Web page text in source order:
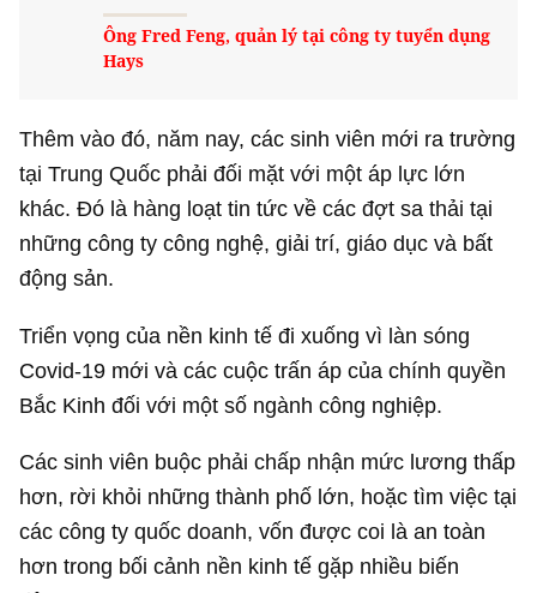
Ông Fred Feng, quản lý tại công ty tuyển dụng
Hays
Thêm vào đó, năm nay, các sinh viên mới ra trường
tại Trung Quốc phải đối mặt với một áp lực lớn
khác. Đó là hàng loạt tin tức về các đợt sa thải tại
những công ty công nghệ, giải trí, giáo dục và bất
động sản.
Triển vọng của nền kinh tế đi xuống vì làn sóng
Covid-19 mới và các cuộc trấn áp của chính quyền
Bắc Kinh đối với một số ngành công nghiệp.
Các sinh viên buộc phải chấp nhận mức lương thấp
hơn, rời khỏi những thành phố lớn, hoặc tìm việc tại
các công ty quốc doanh, vốn được coi là an toàn
hơn trong bối cảnh nền kinh tế gặp nhiều biến